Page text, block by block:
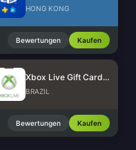
HONG KONG
Bewertungen Kaufen
Xbox Live Gift Card (BR)
BRAZIL
Bewertungen Kaufen